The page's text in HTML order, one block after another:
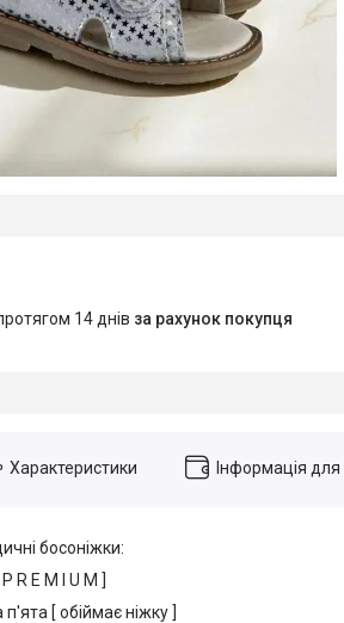
14 днів за рахунок покупця
Характеристики Інформація
босоніжки:
R E M I U M ]
[ обіймає ніжку ]